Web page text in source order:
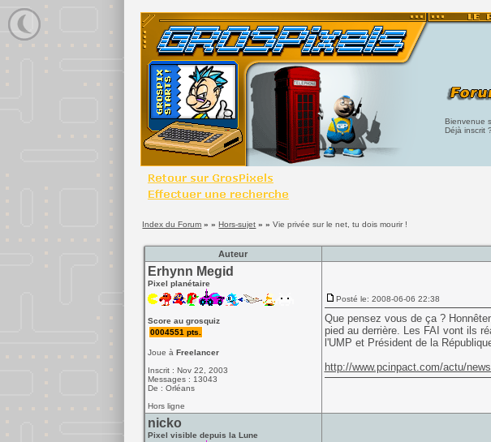
Bienvenue
Déjà inscrit
Index du Forum » »Hors-sujet » »Vie privée sur le net, tu dois mourir !
Auteur
Erhynn Megid
Pixel planétaire
Score au grosquiz
0004551 pts.
Joue à Freelancer
Inscrit : Nov 22, 2003
Messages : 13043
De : Orléans
Hors ligne
Posté le: 2008-06-06 22:38
Que pensez vous de ça ?
pied au derrière. Les FAI vont ils
l'UMP et Président de la
http://www.pcinpact.com/actu/
nicko
Pixel visible depuis la Lune